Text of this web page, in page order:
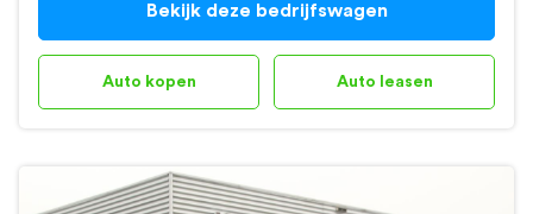
Bekijk deze bedrijfswagen
Auto kopen Auto leasen